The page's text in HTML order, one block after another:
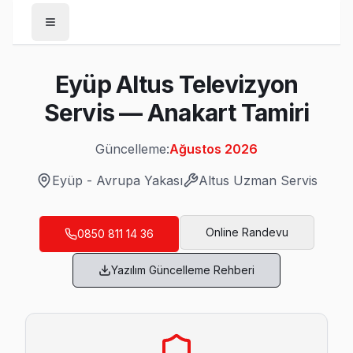
Eyüp
/Altus
Son Güncelleme:Ağustos 2026
Eyüp'da Mahalle Mahalle Altus TV Servis
Ağaçlı Altus Servis
Eyüp Altus Televizyon
Servis — Anakart Tamiri
Güncelleme:Ağustos 2026
Eyüp - Avrupa Yakası Altus Uzman Servis
0850 811 14 36 Online Randevu
Yazılım Güncelleme Rehberi